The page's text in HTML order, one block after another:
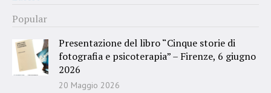
Popular
Presentazione del libro “Cinque storie di
fotografia e psicoterapia” – Firenze, 6 giugno
2026
20 Maggio 2026